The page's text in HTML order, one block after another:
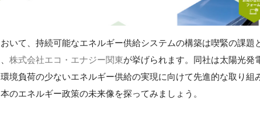
いて、持続可能なエネルギー供給システムの構築は喫緊の課題
株式会社エコ・エナジー関東が挙げられます。同社は太陽光発
境負荷の少ないエネルギー供給の実現に向けて先進的な取り組
のエネルギー政策の未来像を探ってみましょう。